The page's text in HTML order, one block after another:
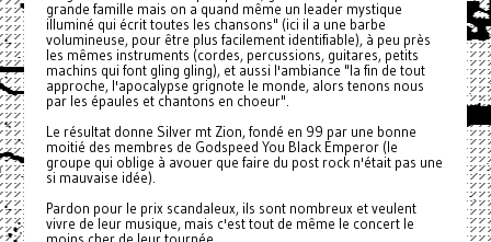
grande famille mais on a quand même un leader mystique
illuminé qui écrit toutes les chansons" (ici il a une barbe
volumineuse, pour être plus facilement identifiable), à peu près
les mêmes instruments (cordes, percussions, guitares, petits
machins qui font gling gling), et aussi l'ambiance "la fin de tout
approche, l'apocalypse grignote le monde, alors tenons nous
par les épaules et chantons en choeur".
Le résultat donne Silver mt Zion, fondé en 99 par une bonne
moitié des membres de Godspeed You Black Emperor (le
groupe qui oblige à avouer que faire du post rock n'était pas une
si mauvaise idée).
Pardon pour le prix scandaleux, ils sont nombreux et veulent
vivre de leur musique, mais c'est tout de même le concert le